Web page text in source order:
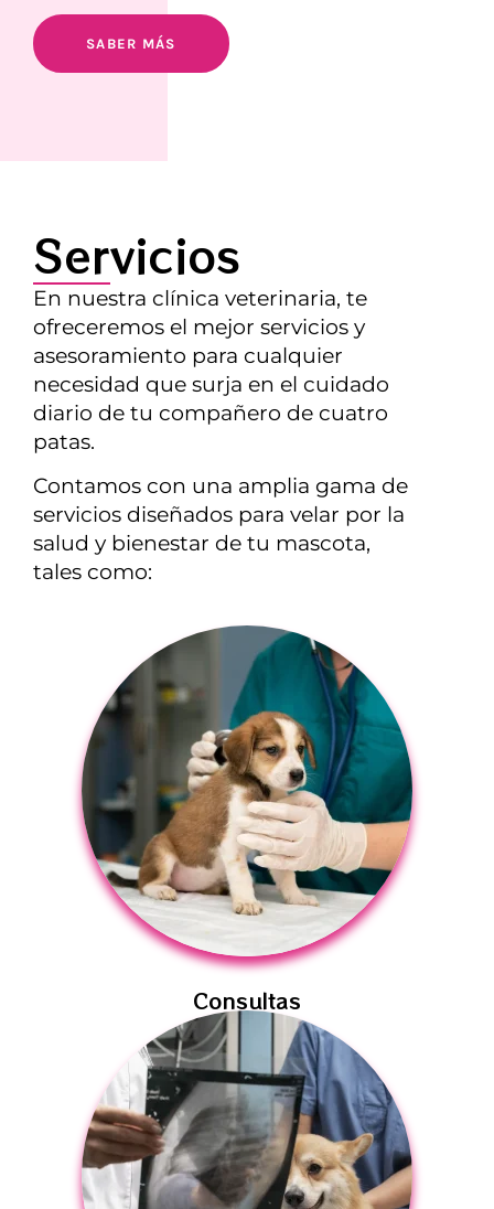
SABER MÁS
Servicios
En nuestra clínica veterinaria, te
ofreceremos el mejor servicios y
asesoramiento para cualquier
necesidad que surja en el cuidado
diario de tu compañero de cuatro
patas.
Contamos con una amplia gama de
servicios diseñados para velar por la
salud y bienestar de tu mascota,
tales como:
Consultas